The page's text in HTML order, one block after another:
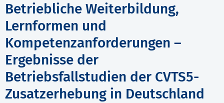
Betriebliche Weiterbildung,
Lernformen und
Kompetenzanforderungen –
Ergebnisse der
Betriebsfallstudien der CVTS5-
Zusatzerhebung in Deutschland